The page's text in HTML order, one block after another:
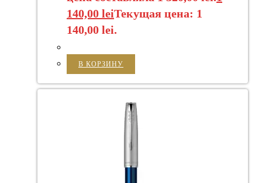
140,00 leiТекущая цена: 1
140,00 lei.
В КОРЗИНУ